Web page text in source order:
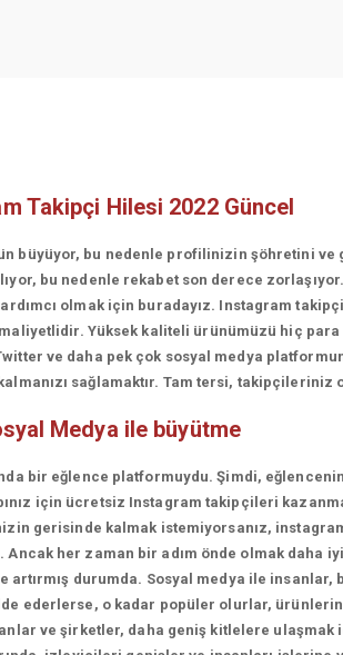
Takipçi Hilesi 2022 Güncel
büyüyor, bu nedenle profilinizin şöhretini
bu nedenle rekabet son derece
olmak için buradayız. Instagram
Yüksek kaliteli ürünümüzü hiç
ve daha pek çok sosyal medya
sağlamaktır. Tam tersi, takipçileriniz
Medya ile büyütme
bir eğlence platformuydu. Şimdi,
için ücretsiz Instagram takipçileri
gerisinde kalmak istemiyorsanız,
Ancak her zaman bir adım önde olmak daha
artırmış durumda. Sosyal medya ile
ederlerse, o kadar popüler olurlar,
ve şirketler, daha geniş kitlelere